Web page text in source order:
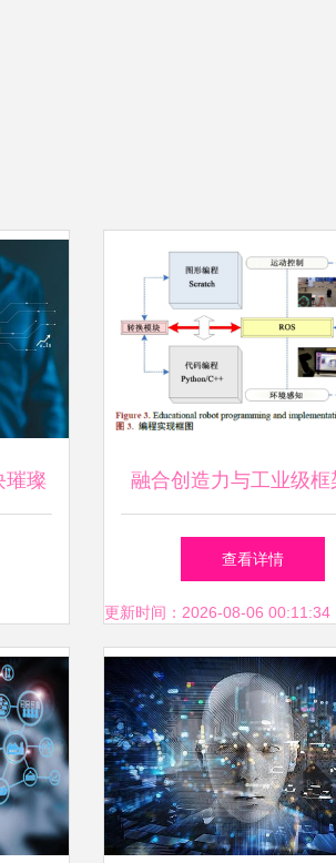
璀璨
龙
融合创造力与工业级框
用Scratch与ROS设计和
教育机器人的人工智能
件
查看详情
更新时间：2026-08-06 00:11:34